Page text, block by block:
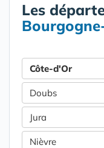
Les
Côte-d'Or
Doubs
Jura
Nièvre